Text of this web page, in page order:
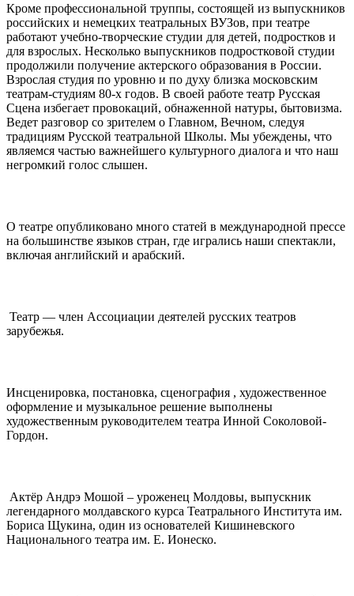
Кроме профессиональной труппы, состоящей из выпускников
российских и немецких театральных ВУЗов, при театре
работают учебно-творческие студии для детей, подростков и
для взрослых. Несколько выпускников подростковой студии
продолжили получение актерского образования в России.
Взрослая студия по уровню и по духу близка московским
театрам-студиям 80-х годов. В своей работе театр Русская
Сцена избегает провокаций, обнаженной натуры, бытовизма.
Ведет разговор со зрителем о Главном, Вечном, следуя
традициям Русской театральной Школы. Мы убеждены, что
являемся частью важнейшего культурного диалога и что наш
негромкий голос слышен.
О театре опубликовано много статей в международной прессе
на большинстве языков стран, где игрались наши спектакли,
включая английский и арабский.
Театр — член Ассоциации деятелей русских театров
зарубежья.
Инсценировка, постановка, сценография , художественное
оформление и музыкальное решение выполнены
художественным руководителем театра Инной Соколовой-
Гордон.
Актёр Андрэ Мошой – уроженец Молдовы, выпускник
легендарного молдавского курса Театрального Института им.
Бориса Щукина, один из основателей Кишиневского
Национального театра им. Е. Ионеско.